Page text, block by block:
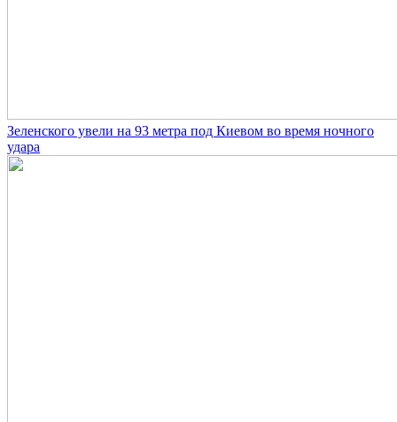
Зеленского увели на 93 метра под Киевом во время ночного
удара